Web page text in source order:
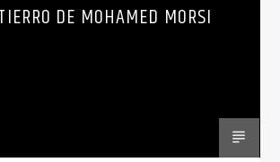
DE MOHAMED MORSI